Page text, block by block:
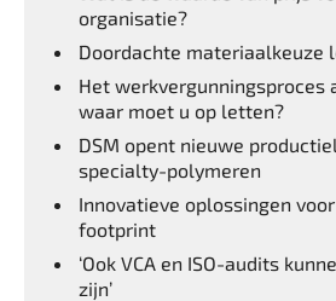
organisatie?
Doordachte materiaalkeuze
Het werkvergunningsproces
waar moet u op letten?
DSM opent nieuwe
specialty-polymeren
Innovatieve oplossingen
footprint
‘Ook VCA en ISO-audits
zijn’